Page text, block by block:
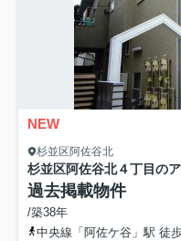
NEW
杉並区阿佐谷北
杉並区阿佐谷北４丁目の
過去掲載物件
/築38年
中央線「阿佐ケ谷」駅 徒